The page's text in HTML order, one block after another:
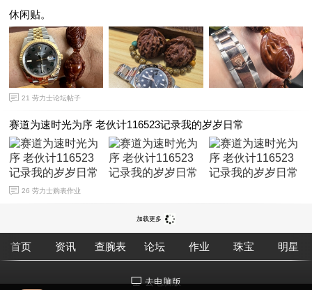
休闲贴。
21 劳力士论坛帖子
赛道为速时光为序 老伙计116523记录我的岁岁日常
26 劳力士购表作业
加载更多
首页 资讯 查腕表 论坛 作业 珠宝 明星
去电脑版